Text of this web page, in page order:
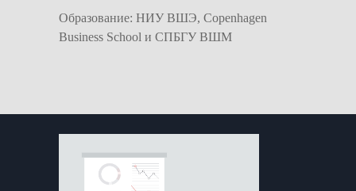
Образование: НИУ ВШЭ, Copenhagen
Business School и СПБГУ ВШМ